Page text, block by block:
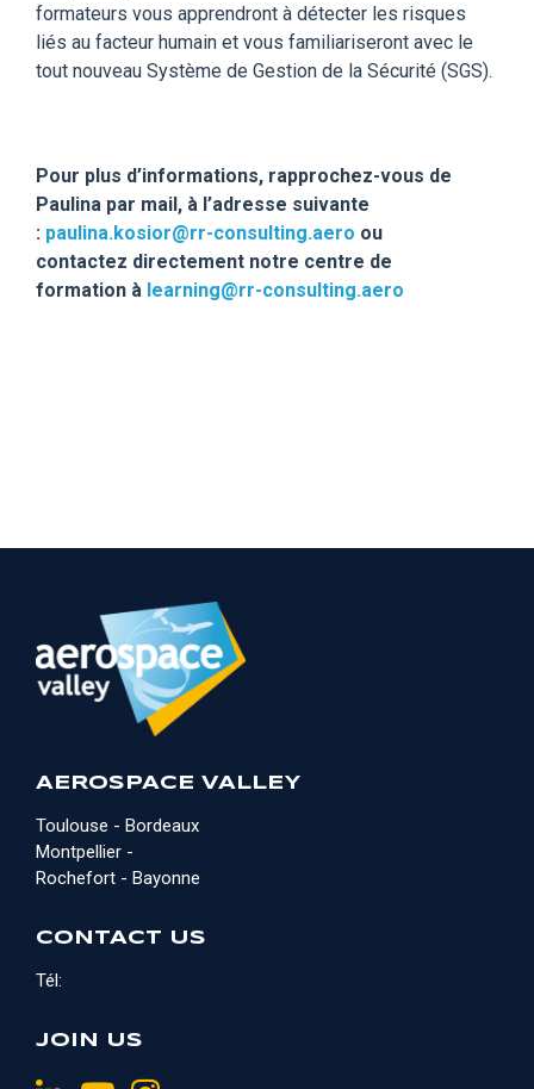
formateurs vous apprendront à détecter les risques
liés au facteur humain et vous familiariseront avec le
tout nouveau Système de Gestion de la Sécurité (SGS).
Pour plus d’informations, rapprochez-vous de
Paulina par mail, à l’adresse suivante
: paulina.kosior@rr-consulting.aero ou
contactez directement notre centre de
formation à learning@rr-consulting.aero
AEROSPACE VALLEY
Toulouse - Bordeaux
Montpellier -
Rochefort - Bayonne
CONTACT US
Tél:
JOIN US